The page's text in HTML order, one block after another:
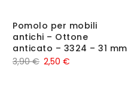
Pomolo per mobili
antichi – Ottone
anticato – 3324 – 31 mm
3,90€ 2,50 €